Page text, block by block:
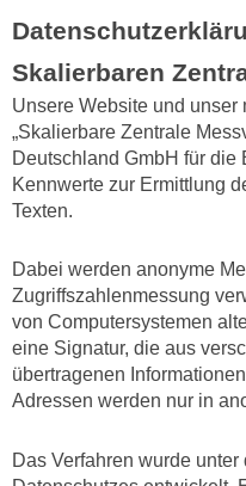
Skalierbaren
Unsere Website und
„Skalierbare Zentrale
Deutschland GmbH für die
Kennwerte zur Ermittlung
Texten.
Dabei werden anonyme
Zugriffszahlenmessung
von Computersystemen
eine Signatur, die aus
übertragenen
Adressen werden nur in
Das Verfahren wurde